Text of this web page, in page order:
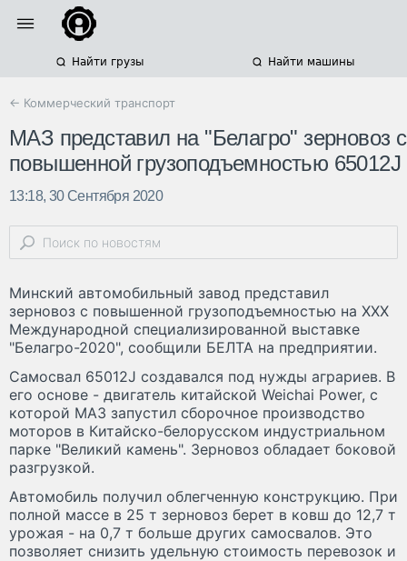
Найти грузы Найти машины
← Коммерческий транспорт
МАЗ представил на "Белагро" зерновоз с
повышенной грузоподъемностью 65012J
13:18, 30 Сентября 2020
Минский автомобильный завод представил
зерновоз с повышенной грузоподъемностью на XXX
Международной специализированной выставке
"Белагро-2020", сообщили БЕЛТА на предприятии.
Самосвал 65012J создавался под нужды аграриев. В
его основе - двигатель китайской Weichai Power, с
которой МАЗ запустил сборочное производство
моторов в Китайско-белорусском индустриальном
парке "Великий камень". Зерновоз обладает боковой
разгрузкой.
Автомобиль получил облегченную конструкцию. При
полной массе в 25 т зерновоз берет в ковш до 12,7 т
урожая - на 0,7 т больше других самосвалов. Это
позволяет снизить удельную стоимость перевозок и